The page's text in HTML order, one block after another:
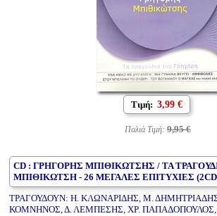
Τιμή: 3,99 €
Παλιά Τιμή: 9,95 €
CD : ΓΡΗΓΟΡΗΣ ΜΠΙΘΙΚΩΤΣΗΣ / ΤΑ
ΜΠΙΘΙΚΩΤΣΗ - 26 ΜΕΓΑΛΕΣ ΕΠΙΤΥΧΙΕΣ
ΤΡΑΓΟΥΔΟΥΝ: Η. ΚΛΩΝΑΡΙΔΗΣ, Μ.
ΚΟΜΝΗΝΟΣ, Δ. ΛΕΜΠΕΣΗΣ, ΧΡ.